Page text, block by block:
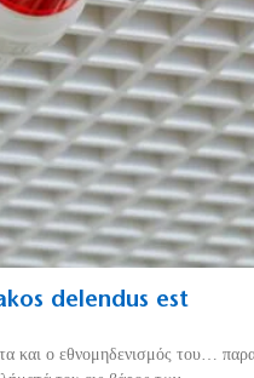
delendus est
και ο εθνομηδενισμός του…